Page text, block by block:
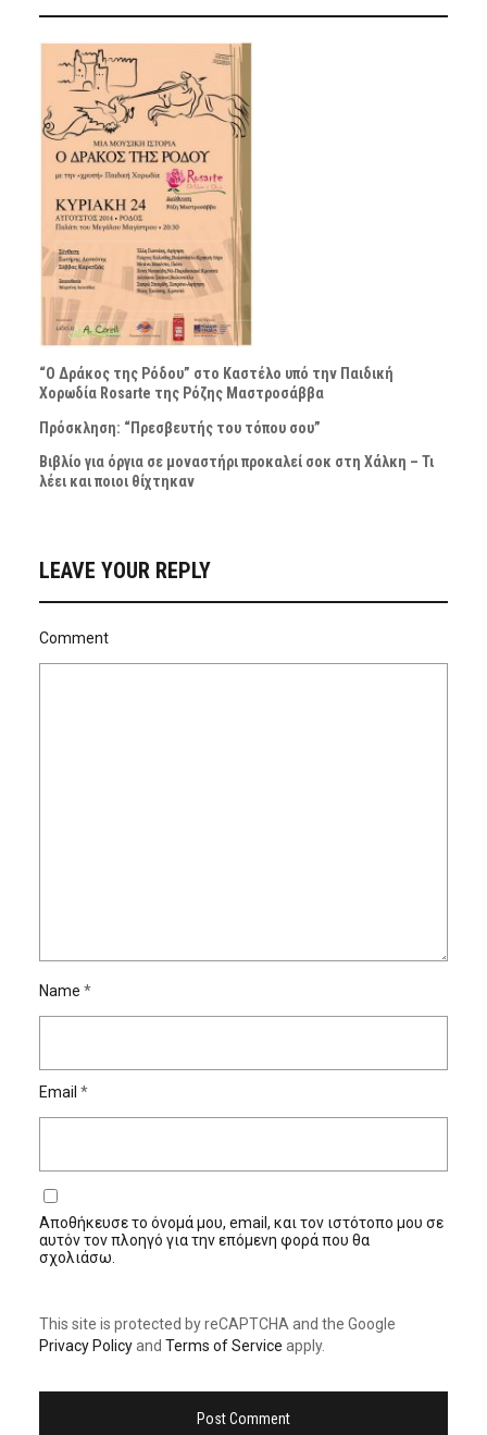
“Ο Δράκος της Ρόδου” στο Καστέλο υπό την Παιδική
Χορωδία Rosarte της Ρόζης Μαστροσάββα
Πρόσκληση: “Πρεσβευτής του τόπου σου”
Βιβλίο για όργια σε μοναστήρι προκαλεί σοκ στη Χάλκη – Τι
λέει και ποιοι θίχτηκαν
LEAVE YOUR REPLY
Comment
Name *
Email *
Αποθήκευσε το όνομά μου, email, και τον ιστότοπο μου σε
αυτόν τον πλοηγό για την επόμενη φορά που θα
σχολιάσω.
This site is protected by reCAPTCHA and the Google
Privacy Policyand Terms of Service apply.